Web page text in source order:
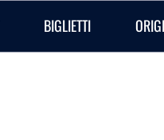
BIGLIETTI